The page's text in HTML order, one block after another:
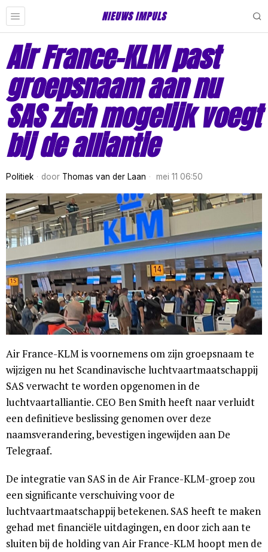
NIEUWS IMPULS
Air France-KLM past
groepsnaam aan nu
SAS zich mogelijk voegt
bij de alliantie
Politiek door Thomas van der Laan mei 11 06:50
Air France-KLM is voornemens om zijn groepsnaam te
wijzigen nu het Scandinavische luchtvaartmaatschappij
SAS verwacht te worden opgenomen in de
luchtvaartalliantie. CEO Ben Smith heeft naar verluidt
een definitieve beslissing genomen over deze
naamsverandering, bevestigen ingewijden aan De
Telegraaf.
De integratie van SAS in de Air France-KLM-groep zou
een significante verschuiving voor de
luchtvaartmaatschappij betekenen. SAS heeft te maken
gehad met financiële uitdagingen, en door zich aan te
sluiten bij de holding van Air France-KLM hoopt men de